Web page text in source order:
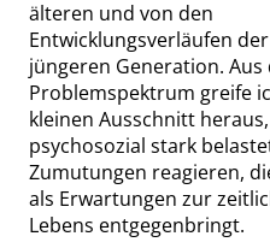
älteren und von den
Entwicklungsverläufen der
jüngeren Generation.
Problemspektrum greife
kleinen Ausschnitt
psychosozial stark
Zumutungen reagieren,
als Erwartungen zur
Lebens entgegenbringt.